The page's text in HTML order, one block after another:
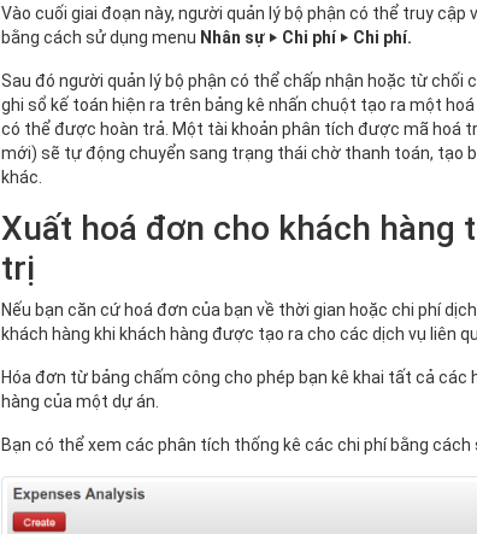
Vào cuối giai đoạn này, người quản lý bộ phận có thể truy
bằng cách sử dụng menu Nhân sự ‣ Chi phí ‣ Chi phí.
Sau đó người quản lý bộ phận có thể chấp nhận hoặc từ
ghi sổ kế toán hiện ra trên bảng kê nhấn chuột tạo ra một
có thể được hoàn trả. Một tài khoản phân tích được mã hoá
mới) sẽ tự động chuyển sang trạng thái chờ thanh toán, tạo
khác.
Xuất hoá đơn cho khách hàng
trị
Nếu bạn căn cứ hoá đơn của bạn về thời gian hoặc chi phí
khách hàng khi khách hàng được tạo ra cho các dịch vụ liên
Hóa đơn từ bảng chấm công cho phép bạn kê khai tất cả
hàng của một dự án.
Bạn có thể xem các phân tích thống kê các chi phí bằng